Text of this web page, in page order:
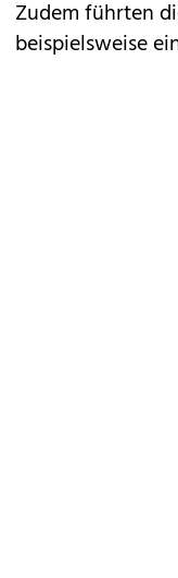
Zudem führten
beispielsweise